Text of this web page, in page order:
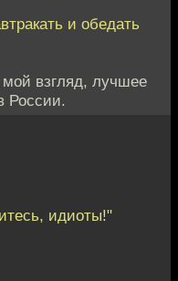
и обедать
взгляд, лучшее
России.
идиоты!"